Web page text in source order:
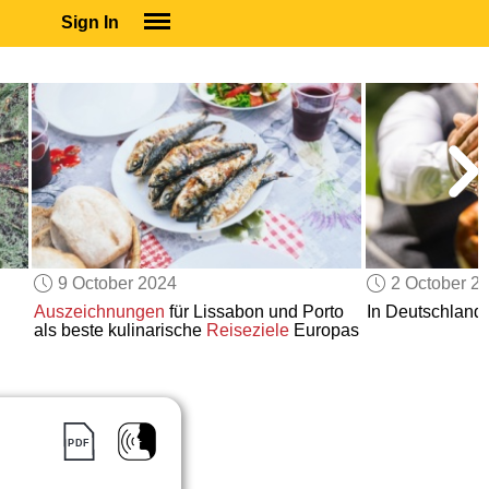
Sign In
SUBSCRIBE
EDUCATIONAL LICENSES
GIFT CARDS
OTHER LANGUAGES
ABOUT US
ALEXA
ADJUST COLORS
9 October 2024
Auszeichnungen für Lissabon und Porto
als beste kulinarische ReisezieleEuropas
2 October
In